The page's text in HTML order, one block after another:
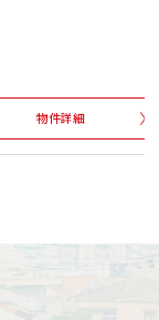
物件詳細